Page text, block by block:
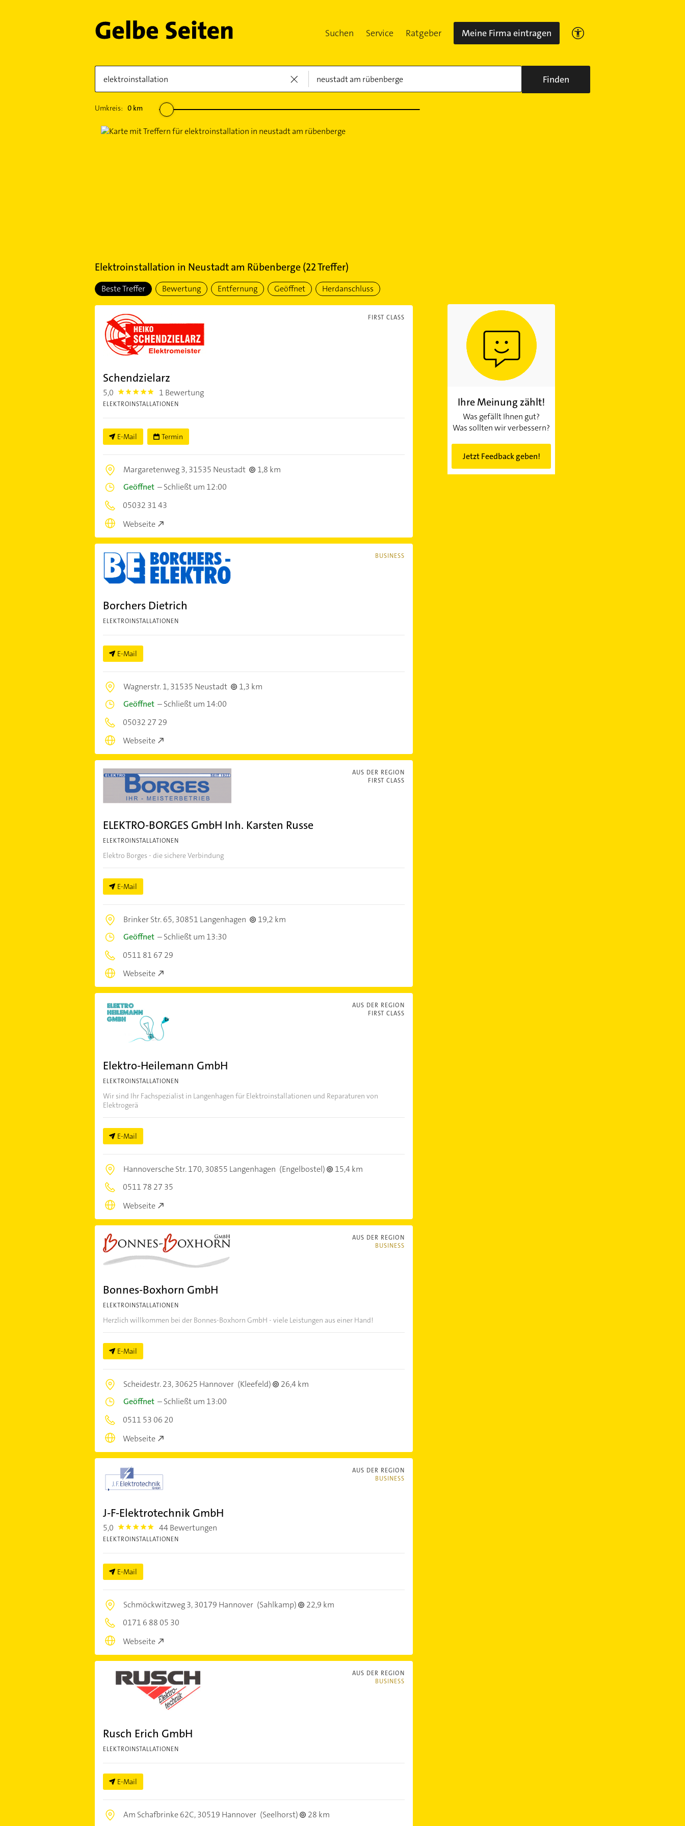
Suchen Service Ratgeber Meine Firma eintragen
Finden
Umkreis: 0km
Elektroinstallation in Neustadt am Rübenberge(22Treffer)
Beste Treffer Bewertung Entfernung Geöffnet Herdanschluss
FIRST CLASS
Schendzielarz
5,0 5.0 1 Bewertung
ELEKTROINSTALLATIONEN
E-Mail Termin
Margaretenweg 3,31535 Neustadt
1,8 km
Geöffnet–Schließt um 12:00
05032 31 43
Webseite
BUSINESS
Borchers Dietrich
ELEKTROINSTALLATIONEN
E-Mail
Wagnerstr. 1,31535 Neustadt
1,3 km
Geöffnet–Schließt um 14:00
05032 27 29
Webseite
AUS DER REGION
FIRST CLASS
ELEKTRO-BORGES GmbH Inh. Karsten Russe
ELEKTROINSTALLATIONEN
Elektro Borges - die sichere Verbindung
E-Mail
Brinker Str. 65,30851 Langenhagen
19,2 km
Geöffnet–Schließt um 13:30
0511 81 67 29
Webseite
AUS DER REGION
FIRST CLASS
Elektro-Heilemann GmbH
ELEKTROINSTALLATIONEN
Wir sind Ihr Fachspezialist in Langenhagen für Elektroinstallationen und Reparaturen von
Elektrogerä
E-Mail
Hannoversche Str. 170,30855 Langenhagen (Engelbostel)
15,4 km
0511 78 27 35
Webseite
AUS DER REGION
BUSINESS
Bonnes-Boxhorn GmbH
ELEKTROINSTALLATIONEN
Herzlich willkommen bei der Bonnes-Boxhorn GmbH - viele Leistungen aus einer Hand!
E-Mail
Scheidestr. 23,30625 Hannover (Kleefeld)
26,4 km
Geöffnet–Schließt um 13:00
0511 53 06 20
Webseite
AUS DER REGION
BUSINESS
J-F-Elektrotechnik GmbH
5,0 5.0 44 Bewertungen
ELEKTROINSTALLATIONEN
E-Mail
Schmöckwitzweg 3,30179 Hannover (Sahlkamp)
22,9 km
0171 6 88 05 30
Webseite
AUS DER REGION
BUSINESS
Rusch Erich GmbH
ELEKTROINSTALLATIONEN
E-Mail
Am Schafbrinke 62C,30519 Hannover (Seelhorst) 28 km
Ihre Meinung zählt!
Was gefällt Ihnen gut?
Was sollten wir verbessern?
Jetzt Feedback geben!